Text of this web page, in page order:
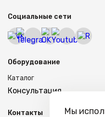
Социальные сети
Оборудование
Каталог
Консультация
Контакты
Мы